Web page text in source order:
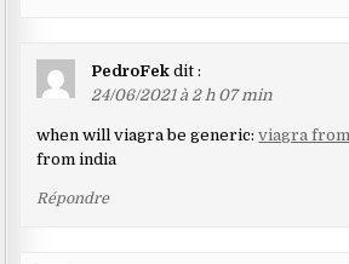
PedroFek dit :
24/06/2021 à 2 h 07 min
when will viagra be generic:viagra
from india
Répondre